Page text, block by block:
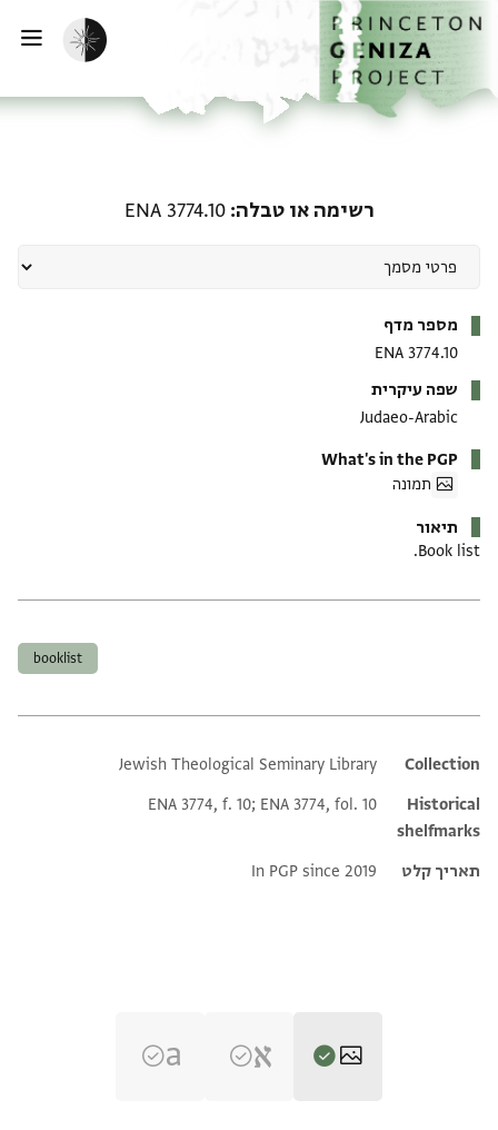
לתוכןהבית
הפעלת מצב כהה
רשימה או טבלה ENA 3774.10
מספר מדף
ENA 3774.10
שפה עיקרית
Judaeo-Arabic
What's in the PGP
תמונה
תיאור
Book list.
booklist
Additional metadata
Collection
Jewish Theological Seminary Library
Historical
shelfmarks
ENA 3774, f. 10; ENA 3774, fol. 10
תאריך קלט In PGP since 2019